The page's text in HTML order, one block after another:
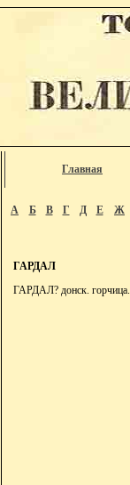
Главная
А Б В Г Д Е Ж
ГАРДАЛ
ГАРДАЛ? донск. горчица.